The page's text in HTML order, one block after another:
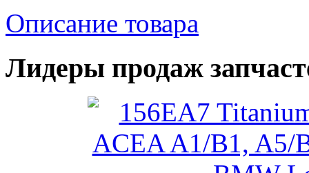
Описание товара
Лидеры продаж